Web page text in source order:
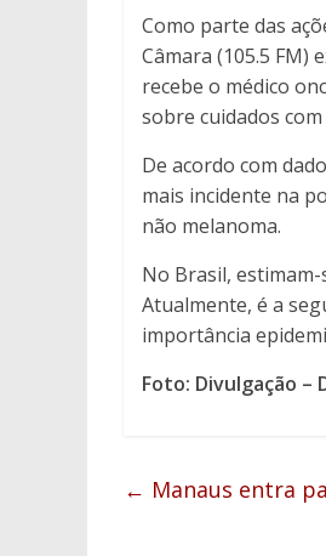
Como parte das
Câmara (105.5 FM)
recebe o médico
sobre cuidados
De acordo com
mais incidente na
não melanoma.
No Brasil,
Atualmente, é a
importância
Foto: Divulgação –
← Manaus entra